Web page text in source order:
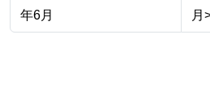
年6月
月